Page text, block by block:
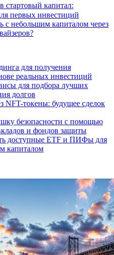
стартовый капитал:
первых инвестиций
с небольшим капиталом через
для получения
реальных инвестиций
для подбора лучших
долгов
NFT-токены: будущее сделок
безопасности с помощью
и фондов защиты
доступные ETF и ПИФы для
капиталом